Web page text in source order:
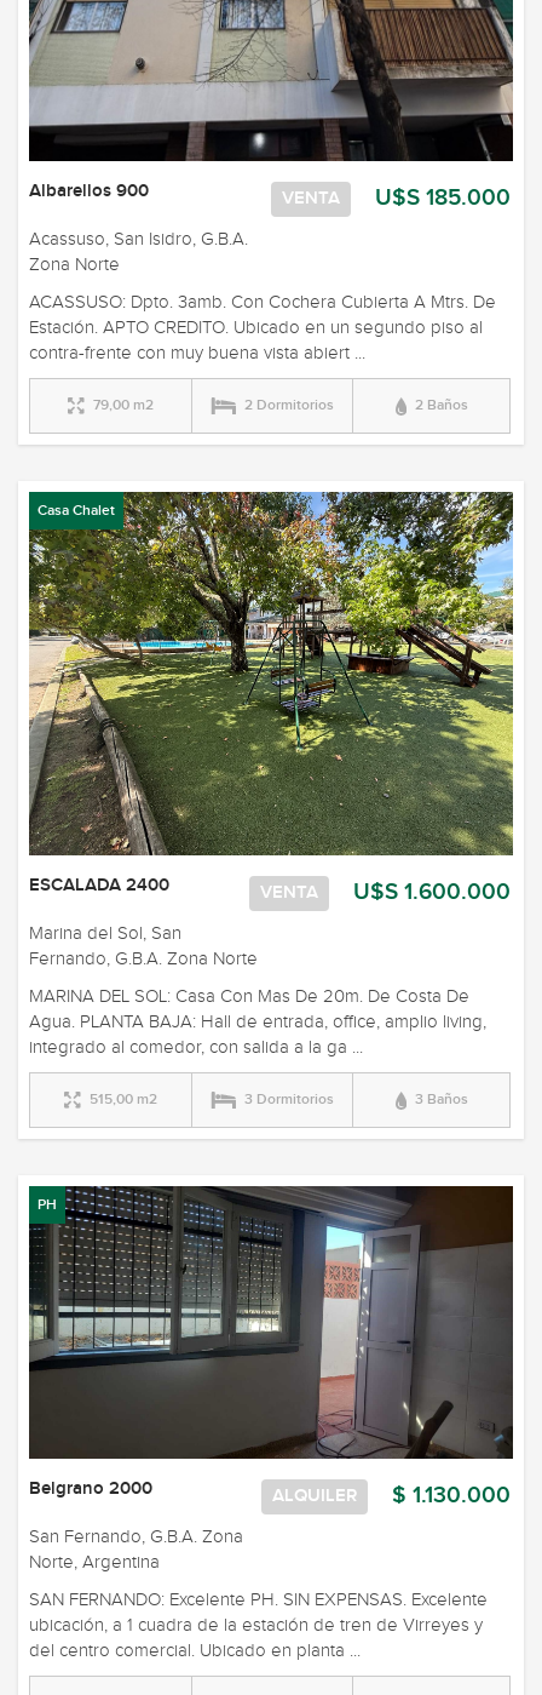
U$S 185.000
VENTA
Albarellos 900
Acassuso, San Isidro, G.B.A.
Zona Norte
ACASSUSO: Dpto. 3amb. Con Cochera Cubierta A Mtrs. De
Estación. APTO CREDITO. Ubicado en un segundo piso al
contra-frente con muy buena vista abiert ...
79,00 m2 2 Dormitorios 2 Baños
Casa Chalet
U$S 1.600.000
VENTA
ESCALADA 2400
Marina del Sol, San
Fernando, G.B.A. Zona Norte
MARINA DEL SOL: Casa Con Mas De 20m. De Costa De
Agua. PLANTA BAJA: Hall de entrada, office, amplio living,
integrado al comedor, con salida a la ga ...
515,00 m2 3 Dormitorios 3 Baños
PH
$ 1.130.000
ALQUILER
Belgrano 2000
San Fernando, G.B.A. Zona
Norte, Argentina
SAN FERNANDO: Excelente PH. SIN EXPENSAS. Excelente
ubicación, a 1 cuadra de la estación de tren de Virreyes y
del centro comercial. Ubicado en planta ...